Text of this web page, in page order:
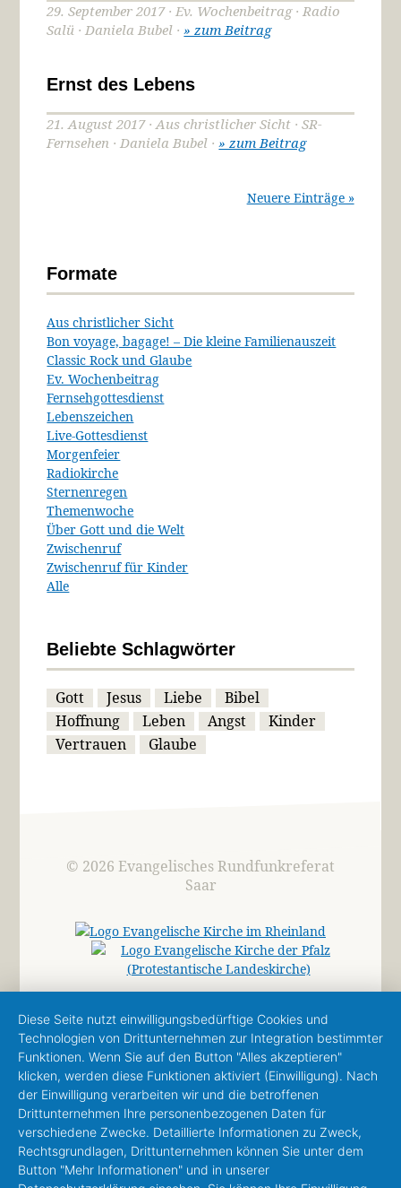
29. September 2017 · Ev. Wochenbeitrag · Radio
Salü · Daniela Bubel ·» zum Beitrag
Ernst des Lebens
21. August 2017 · Aus christlicher Sicht · SR-
Fernsehen · Daniela Bubel ·» zum Beitrag
Neuere Einträge »
Formate
Aus christlicher Sicht
Bon voyage, bagage! – Die kleine Familienauszeit
Classic Rock und Glaube
Ev. Wochenbeitrag
Fernsehgottesdienst
Lebenszeichen
Live-Gottesdienst
Morgenfeier
Radiokirche
Sternenregen
Themenwoche
Über Gott und die Welt
Zwischenruf
Zwischenruf für Kinder
Alle
Beliebte Schlagwörter
Gott Jesus Liebe
Bibel
Hoffnung
Leben Angst
Kinder
Vertrauen
Glaube
© 2026 Evangelisches Rundfunkreferat
Saar
Diese Seite nutzt einwilligungsbedürftige Cookies und
Technologien von Drittunternehmen zur Integration bestimmter
Funktionen. Wenn Sie auf den Button "Alles akzeptieren"
klicken, werden diese Funktionen aktiviert (Einwilligung). Nach
der Einwilligung verarbeiten wir und die betroffenen
Drittunternehmen Ihre personenbezogenen Daten für
verschiedene Zwecke. Detaillierte Informationen zu Zweck,
Rechtsgrundlagen, Drittunternehmen können Sie unter dem
Button "Mehr Informationen" und in unserer